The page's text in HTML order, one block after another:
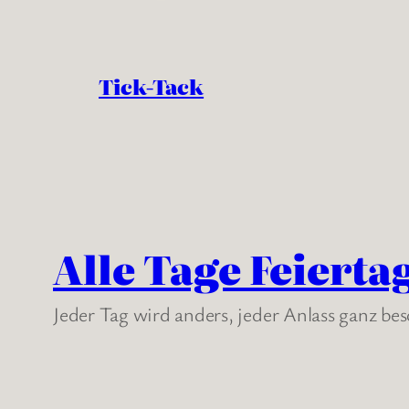
Tick-Tack
Alle Tage
Jeder Tag wird anders, jeder Anlass ganz